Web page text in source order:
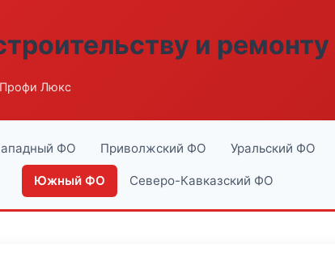
и ремонту
Люкс
ФО Приволжский ФО Уральский ФО
Южный ФО Северо-Кавказский ФО